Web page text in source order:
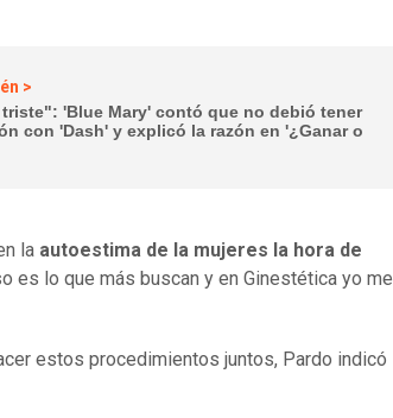
>
'Blue Mary' contó que no debió tener
con 'Dash' y explicó la razón en '¿Ganar o
la autoestima de la mujeres la hora de
es lo que más buscan y en Ginestética yo me
estos procedimientos juntos, Pardo indicó